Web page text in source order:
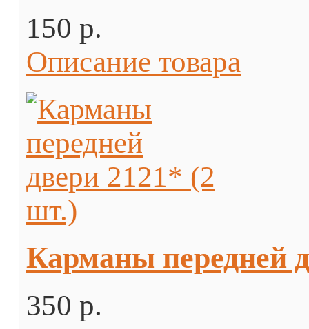
150 p.
Описание товара
Карманы передней
350 p.